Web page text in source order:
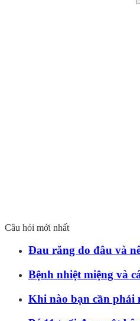
Câu hỏi mới nhất
Đau răng do đâu và
Bệnh nhiệt miệng và
Khi nào bạn cần phải